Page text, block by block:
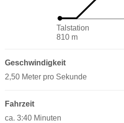
Talstation
810 m
Geschwindigkeit
2,50 Meter pro Sekunde
Fahrzeit
ca. 3:40 Minuten